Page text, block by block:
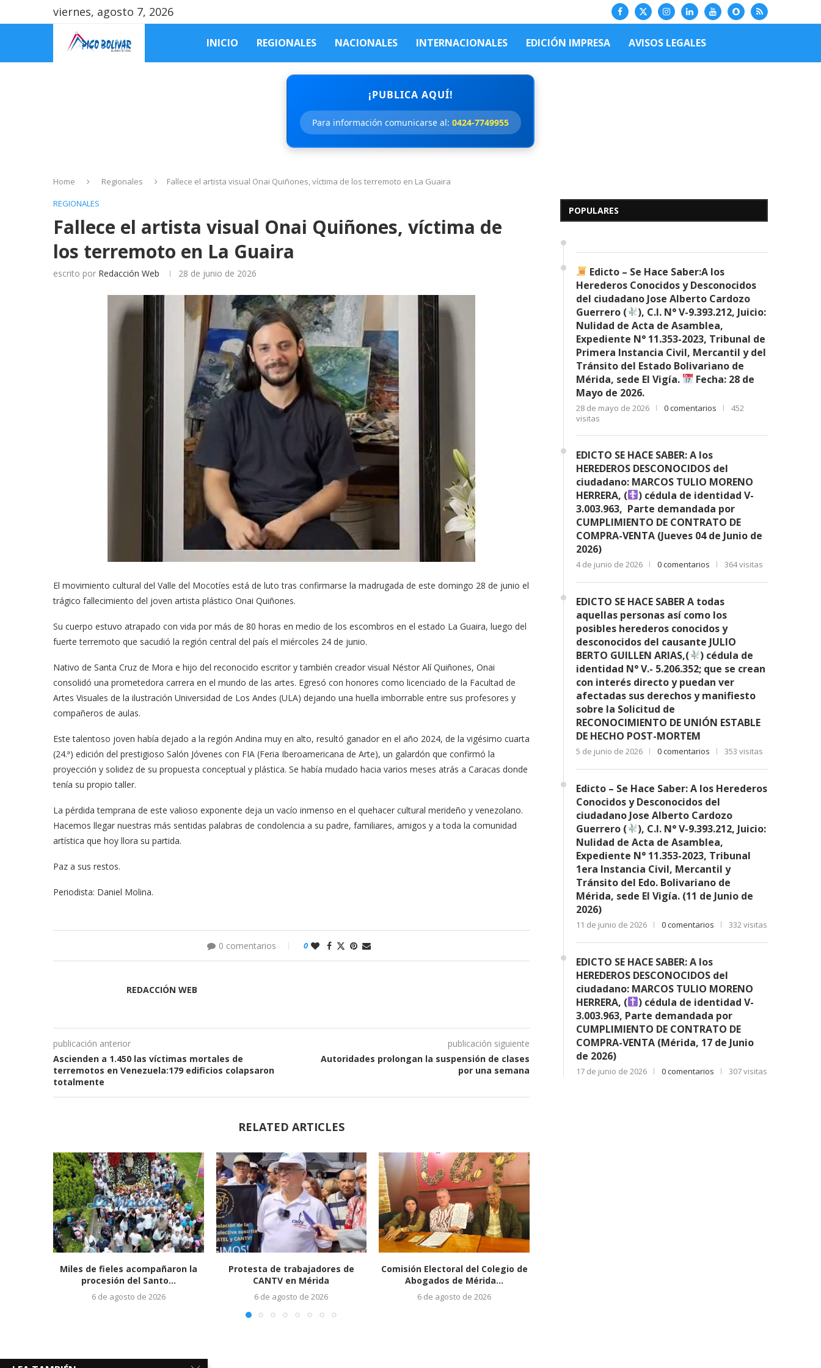
viernes, agosto 7, 2026
INICIO REGIONALES NACIONALES INTERNACIONALES EDICIÓN IMPRESA AVISOS LEGALES
¡PUBLICA AQUÍ!
Para información comunicarse al: 0424-7749955
Home Regionales
Fallece el artista visual Onai Quiñones, víctima de los terremoto en La Guaira
REGIONALES
Fallece el artista visual Onai Quiñones, víctima de
los terremoto en La Guaira
escrito por Redacción Web 28 de junio de 2026
El movimiento cultural del Valle del Mocotíes está de luto tras confirmarse la madrugada de este domingo 28 de junio el
trágico fallecimiento del joven artista plástico Onai Quiñones.
Su cuerpo estuvo atrapado con vida por más de 80 horas en medio de los escombros en el estado La Guaira, luego del
fuerte terremoto que sacudió la región central del país el miércoles 24 de junio.
Nativo de Santa Cruz de Mora e hijo del reconocido escritor y también creador visual Néstor Alí Quiñones, Onai
consolidó una prometedora carrera en el mundo de las artes. Egresó con honores como licenciado de la Facultad de
Artes Visuales de la ilustración Universidad de Los Andes (ULA) dejando una huella imborrable entre sus profesores y
compañeros de aulas.
Este talentoso joven había dejado a la región Andina muy en alto, resultó ganador en el año 2024, de la vigésimo cuarta
(24.ª) edición del prestigioso Salón Jóvenes con FIA (Feria Iberoamericana de Arte), un galardón que confirmó la
proyección y solidez de su propuesta conceptual y plástica. Se había mudado hacia varios meses atrás a Caracas donde
tenía su propio taller.
La pérdida temprana de este valioso exponente deja un vacío inmenso en el quehacer cultural merideño y venezolano.
Hacemos llegar nuestras más sentidas palabras de condolencia a su padre, familiares, amigos y a toda la comunidad
artística que hoy llora su partida.
Paz a sus restos.
Periodista: Daniel Molina.
0 comentarios 0
REDACCIÓN WEB
publicación anterior
Ascienden a 1.450 las víctimas mortales de
terremotos en Venezuela:179 edificios colapsaron
totalmente
publicación siguiente
Autoridades prolongan la suspensión de clases
por una semana
RELATED ARTICLES
Miles de fieles acompañaron la
procesión del Santo...
6 de agosto de 2026
Protesta de trabajadores de
CANTV en Mérida
6 de agosto de 2026
Comisión Electoral del Colegio de
Abogados de Mérida...
6 de agosto de 2026
POPULARES
Desconocidos del...
7 de mayo de 2026
Edicto – Se Hace Saber:A los
Herederos Conocidos y Desconocidos
del ciudadano Jose Alberto Cardozo
Guerrero (
), C.I. N° V-9.393.212, Juicio:
Nulidad de Acta de Asamblea,
Expediente N° 11.353-2023, Tribunal de
Primera Instancia Civil, Mercantil y del
Tránsito del Estado Bolivariano de
Mérida, sede El Vigía.
Fecha: 28 de
Mayo de 2026.
28 de mayo de 2026 0 comentarios
452
visitas
EDICTO SE HACE SABER: A los
HEREDEROS DESCONOCIDOS del
ciudadano: MARCOS TULIO MORENO
HERRERA, (
) cédula de identidad V-
3.003.963, Parte demandada por
CUMPLIMIENTO DE CONTRATO DE
COMPRA-VENTA (Jueves 04 de Junio de
2026)
4 de junio de 2026 0 comentarios 364 visitas
EDICTO SE HACE SABER A todas
aquellas personas así como los
posibles herederos conocidos y
desconocidos del causante JULIO
BERTO GUILLEN ARIAS,(
) cédula de
identidad N° V.- 5.206.352; que se crean
con interés directo y puedan ver
afectadas sus derechos y manifiesto
sobre la Solicitud de
RECONOCIMIENTO DE UNIÓN ESTABLE
DE HECHO POST-MORTEM
5 de junio de 2026 0 comentarios 353 visitas
Edicto – Se Hace Saber: A los Herederos
Conocidos y Desconocidos del
ciudadano Jose Alberto Cardozo
Guerrero (
), C.I. N° V-9.393.212, Juicio:
Nulidad de Acta de Asamblea,
Expediente N° 11.353-2023, Tribunal
1era Instancia Civil, Mercantil y
Tránsito del Edo. Bolivariano de
Mérida, sede El Vigía. (11 de Junio de
2026)
11 de junio de 2026 0 comentarios 332 visitas
EDICTO SE HACE SABER: A los
HEREDEROS DESCONOCIDOS del
ciudadano: MARCOS TULIO MORENO
HERRERA, (
) cédula de identidad V-
3.003.963, Parte demandada por
CUMPLIMIENTO DE CONTRATO DE
COMPRA-VENTA (Mérida, 17 de Junio
de 2026)
17 de junio de 2026 0 comentarios 307 visitas